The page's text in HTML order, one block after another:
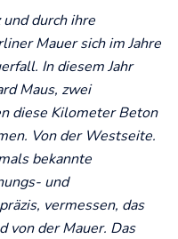
durch ihre
Mauer sich im Jahre
In diesem Jahr
Maus, zwei
diese Kilometer Beton
Von der Westseite.
bekannte
und
vermessen, das
von der Mauer. Das